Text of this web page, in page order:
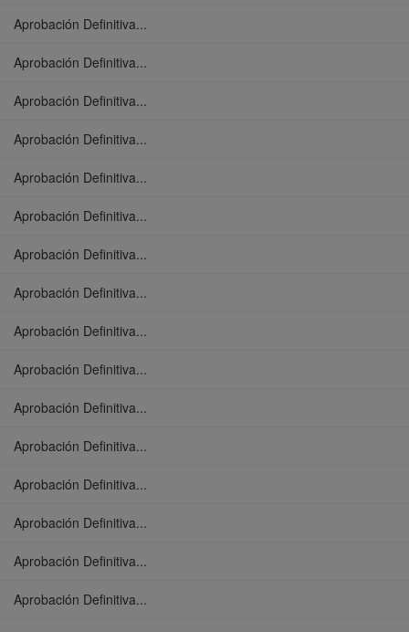
Aprobación Definitiva...
Aprobación Definitiva...
Aprobación Definitiva...
Aprobación Definitiva...
Aprobación Definitiva...
Aprobación Definitiva...
Aprobación Definitiva...
Aprobación Definitiva...
Aprobación Definitiva...
Aprobación Definitiva...
Aprobación Definitiva...
Aprobación Definitiva...
Aprobación Definitiva...
Aprobación Definitiva...
Aprobación Definitiva...
Aprobación Definitiva...